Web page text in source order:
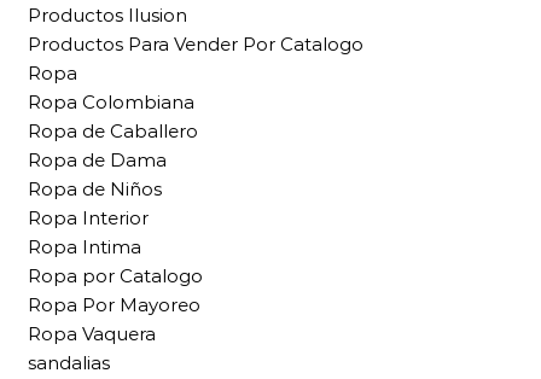
Productos Ilusion
Productos Para Vender Por Catalogo
Ropa
Ropa Colombiana
Ropa de Caballero
Ropa de Dama
Ropa de Niños
Ropa Interior
Ropa Intima
Ropa por Catalogo
Ropa Por Mayoreo
Ropa Vaquera
sandalias